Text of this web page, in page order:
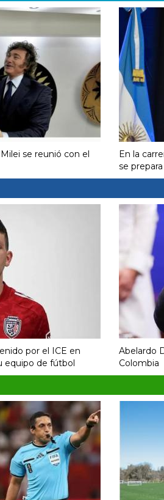
se reunió con el
En la
se
por el ICE en
equipo de fútbol
Abelardo
Colombia